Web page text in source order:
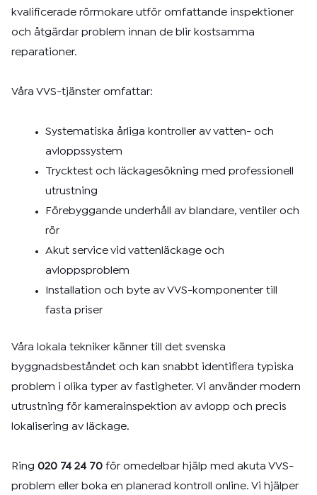
kvalificerade rörmokare utför omfattande inspektioner
och åtgärdar problem innan de blir kostsamma
reparationer.
Våra VVS-tjänster omfattar:
Systematiska årliga kontroller av vatten- och
avloppssystem
Trycktest och läckagesökning med professionell
utrustning
Förebyggande underhåll av blandare, ventiler och
rör
Akut service vid vattenläckage och
avloppsproblem
Installation och byte av VVS-komponenter till
fasta priser
Våra lokala tekniker känner till det svenska
byggnadsbeståndet och kan snabbt identifiera typiska
problem i olika typer av fastigheter. Vi använder modern
utrustning för kamerainspektion av avlopp och precis
lokalisering av läckage.
Ring 020 74 24 70 för omedelbar hjälp med akuta VVS-
problem eller boka en planerad kontroll online. Vi hjälper